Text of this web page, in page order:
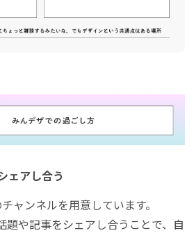
ェアし合う
ャンネルを用意しています。
題や記事をシェアし合うことで、自